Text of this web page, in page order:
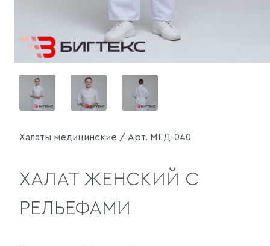
Халаты медицинские / Арт. МЕД-040
ХАЛАТ ЖЕНСКИЙ С
РЕЛЬЕФАМИ